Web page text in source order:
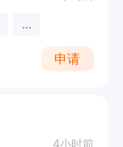
...
申请
4小时前